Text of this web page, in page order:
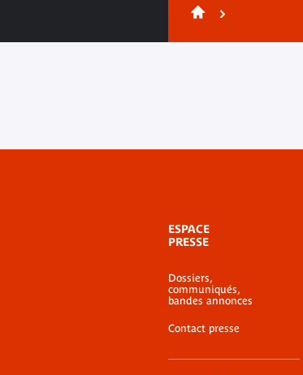
de
bas-
page
ESPACE
PRESSE
Dossiers,
communiqués,
bandes annonces
Contact presse